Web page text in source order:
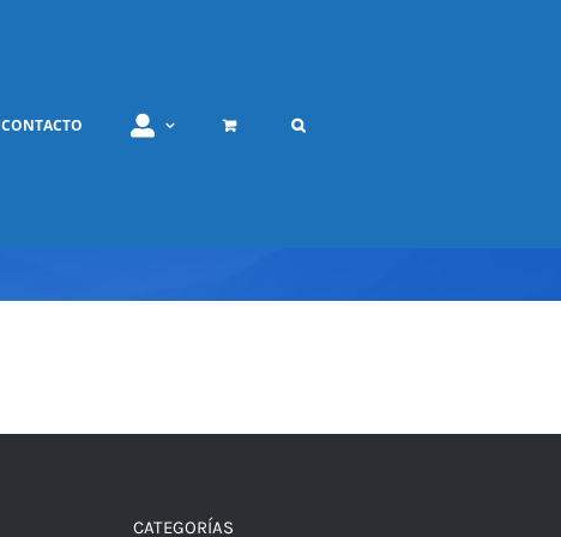
CONTACTO
CATEGORÍAS